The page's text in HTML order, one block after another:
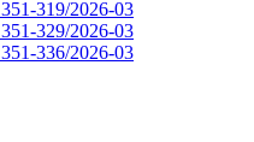
319/2026-03
329/2026-03
336/2026-03